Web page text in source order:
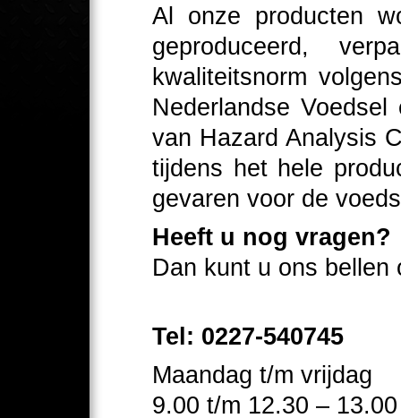
Al onze producten
geproduceerd,
kwaliteitsnorm
Nederlandse
van Hazard Analysis
tijdens het hele
gevaren voor de
Heeft u nog vragen?
Dan kunt u ons bellen
Tel: 0227-540745
Maandag t/m vrijdag
9.00 t/m 12.30 –